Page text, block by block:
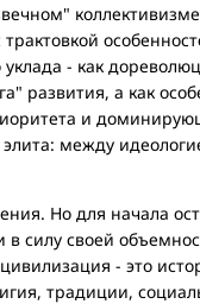
- как
развития, а как
и
элита: между
Но для начала
силу своей
- это
традиции,